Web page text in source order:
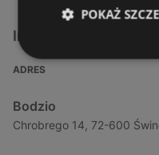
Inne sklepy Meble w
ADRES
Bodzio
Chrobrego 14, 72-600
POKAŻ